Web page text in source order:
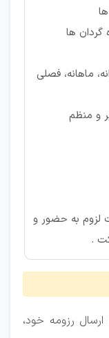
گردان ها
ماهانه، فصلی
و منظم
لزوم به حضور و
.
رزومه خود،